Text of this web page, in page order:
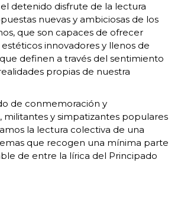
detenido disfrute de la lectura
nuevas y ambiciosas de los
que son capaces de ofrecer
innovadores y llenos de
definen a través del sentimiento
propias de nuestra
de conmemoración y
militantes y simpatizantes populares
la lectura colectiva de una
que recogen una mínima parte
de entre la lírica del Principado